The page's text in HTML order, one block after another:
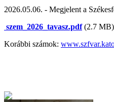
2026.05.06. - Megjelent a
szem_2026_tavasz.pdf(2.7 MB)
Korábbi számok: